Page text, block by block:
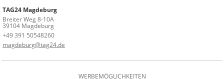
TAG24 Magdeburg
Breiter Weg 8-10A
39104 Magdeburg
+49 391 50548260
magdeburg@tag24.de
WERBEMÖGLICHKEITEN